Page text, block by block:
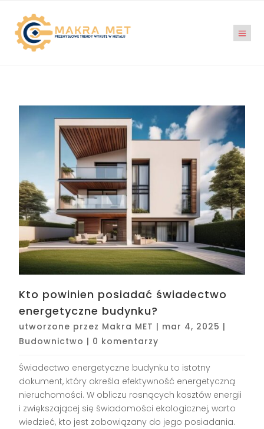
Kto powinien posiadać świadectwo
energetyczne budynku?
utworzone przez Makra MET | mar 4, 2025 |
Budownictwo | 0 komentarzy
Świadectwo energetyczne budynku to istotny
dokument, który określa efektywność energetyczną
nieruchomości. W obliczu rosnących kosztów energii
i zwiększającej się świadomości ekologicznej, warto
wiedzieć, kto jest zobowiązany do jego posiadania.